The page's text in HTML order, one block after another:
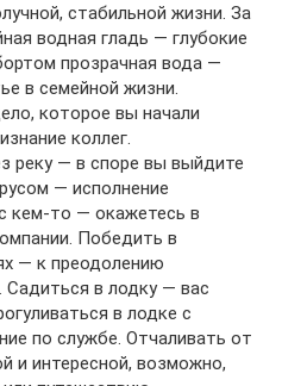
стабильной жизни. За
водная гладь — глубокие
прозрачная вода —
в семейной жизни.
которое вы начали
коллег.
реку — в споре вы выйдите
— исполнение
кем-то — окажетесь в
Победить в
— к преодолению
в лодку — вас
в лодке с
по службе. Отчаливать от
и интересной, возможно,